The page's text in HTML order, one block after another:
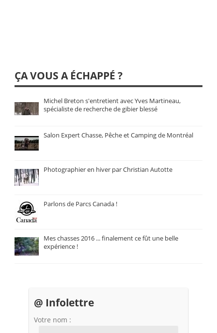
ÇA VOUS A ÉCHAPPÉ ?
Michel Breton s'entretient avec Yves Martineau,
spécialiste de recherche de gibier blessé
Salon Expert Chasse, Pêche et Camping de Montréal
Photographier en hiver par Christian Autotte
Parlons de Parcs Canada !
Mes chasses 2016 ... finalement ce fût une belle
expérience !
@ Infolettre
Votre nom :